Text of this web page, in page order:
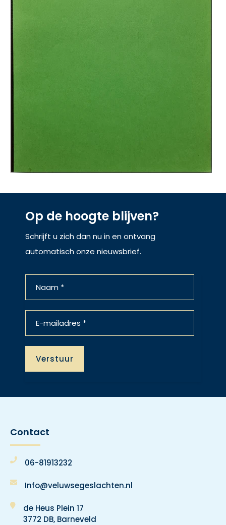
Op de hoogte blijven?
Schrijft u zich dan nu in en ontvang
automatisch onze nieuwsbrief.
Contact
06-81913232
Info@veluwsegeslachten.nl
de Heus Plein 17
3772 DB, Barneveld